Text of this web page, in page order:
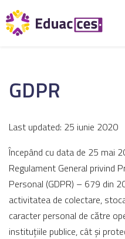
GDPR
Last updated: 25 iunie 2020
Începând cu data de 25 mai
Regulament General privind
Personal (GDPR) – 679 din
activitatea de colectare,
caracter personal de către
instituțiile publice, cât și